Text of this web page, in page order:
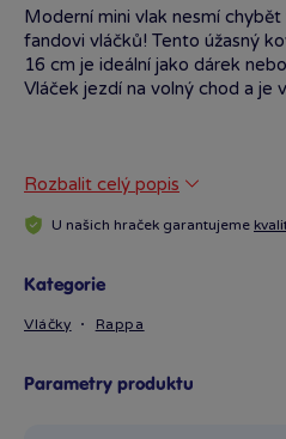
Moderní mini vlak nesmí
fandovi vláčků! Tento úžasný
16 cm je ideální jako dárek
Vláček jezdí na volný chod a je
Rozbalit celý popis
U našich hraček garantujeme
Kategorie
Vláčky Rappa
Parametry produktu